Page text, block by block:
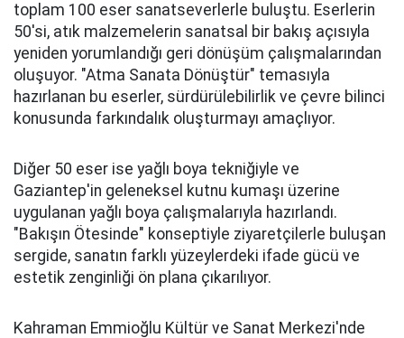
toplam 100 eser sanatseverlerle buluştu. Eserlerin
50'si, atık malzemelerin sanatsal bir bakış açısıyla
yeniden yorumlandığı geri dönüşüm çalışmalarından
oluşuyor. "Atma Sanata Dönüştür" temasıyla
hazırlanan bu eserler, sürdürülebilirlik ve çevre bilinci
konusunda farkındalık oluşturmayı amaçlıyor.
Diğer 50 eser ise yağlı boya tekniğiyle ve
Gaziantep'in geleneksel kutnu kumaşı üzerine
uygulanan yağlı boya çalışmalarıyla hazırlandı.
"Bakışın Ötesinde" konseptiyle ziyaretçilerle buluşan
sergide, sanatın farklı yüzeylerdeki ifade gücü ve
estetik zenginliği ön plana çıkarılıyor.
Kahraman Emmioğlu Kültür ve Sanat Merkezi'nde